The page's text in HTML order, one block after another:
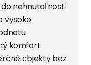
do nehnuteľnosti
vysoko
komfort
objekty bez